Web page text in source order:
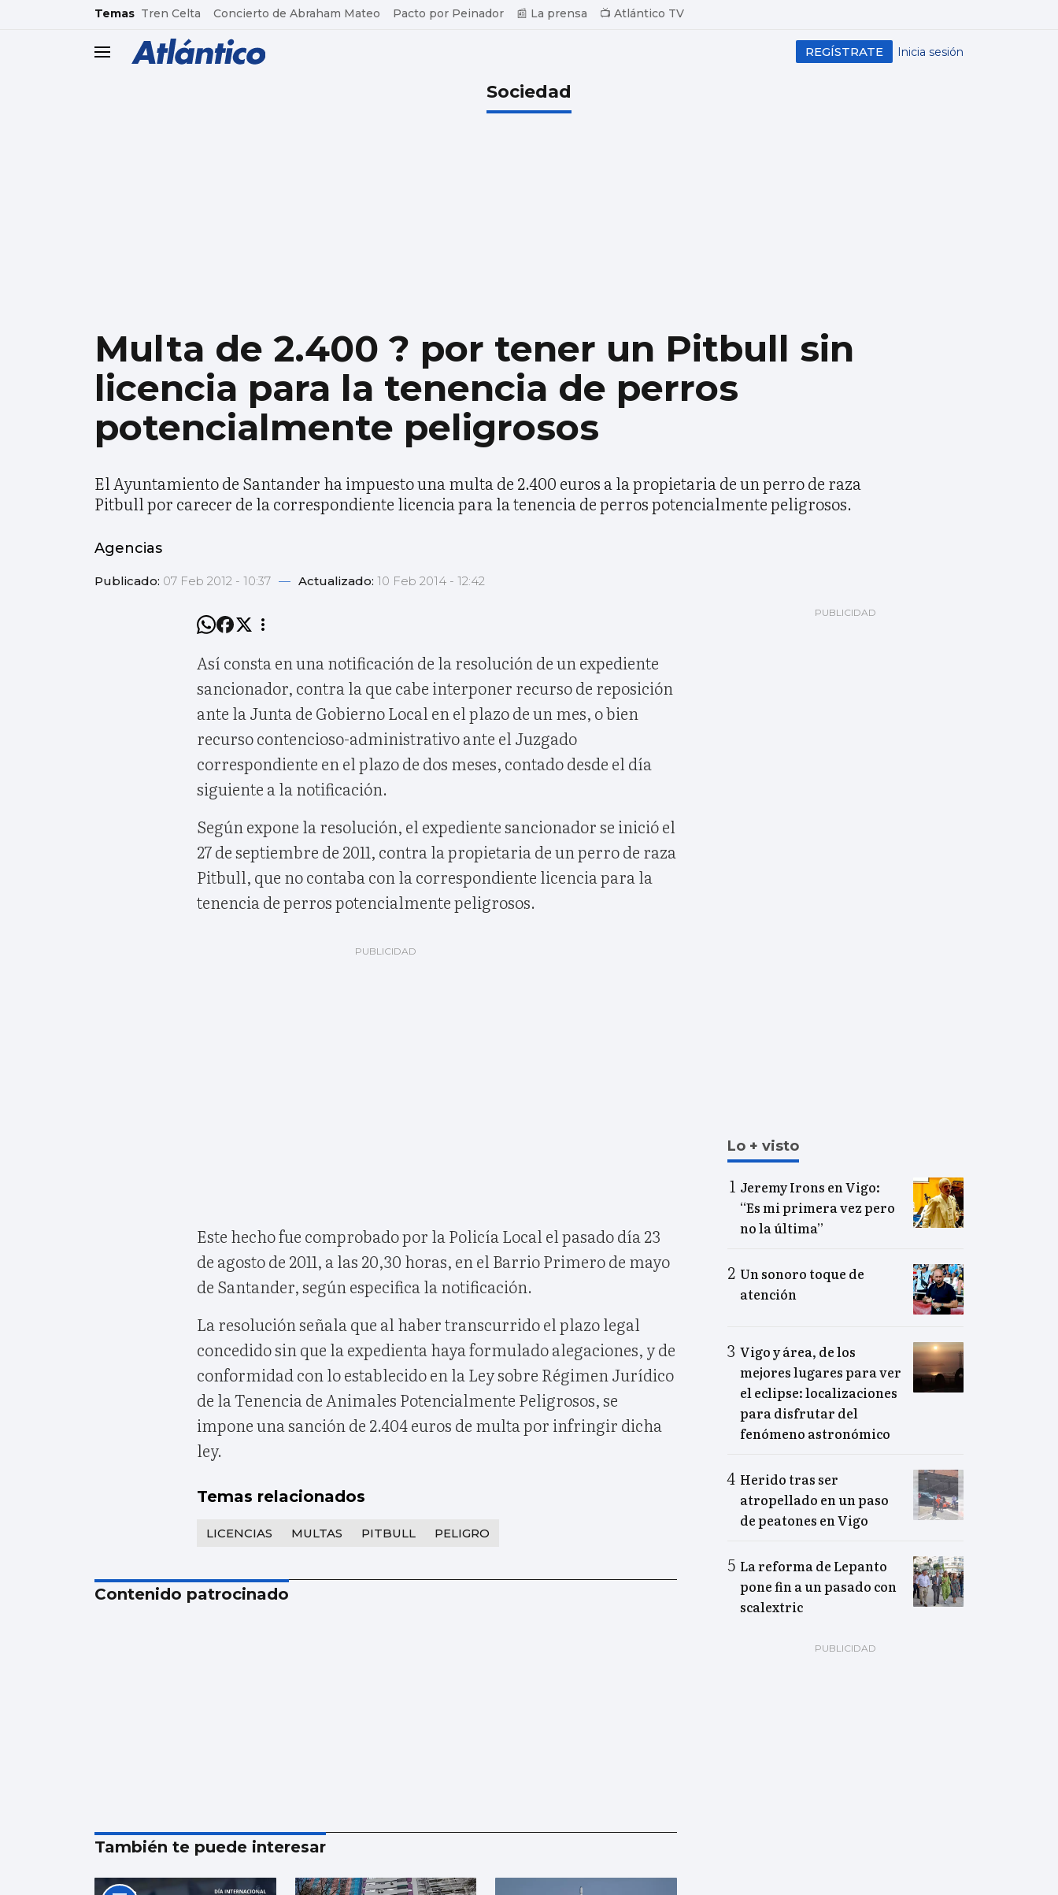
common.go-to-content
Temas Tren Celta Concierto de Abraham Mateo Pacto por Peinador 📰 La prensa 📺 Atlántico TV
header.menu.open Inicia sesión
REGÍSTRATE
Sociedad
Multa de 2.400 ? por tener un Pitbull sin
licencia para la tenencia de perros
potencialmente peligrosos
El Ayuntamiento de Santander ha impuesto una multa de 2.400 euros a la propietaria de un perro de raza
Pitbull por carecer de la correspondiente licencia para la tenencia de perros potencialmente peligrosos.
Agencias
Publicado: 07 Feb 2012 - 10:37 — Actualizado: 10 Feb 2014 - 12:42
Así consta en una notificación de la resolución de un expediente
sancionador, contra la que cabe interponer recurso de reposición
ante la Junta de Gobierno Local en el plazo de un mes, o bien
recurso contencioso-administrativo ante el Juzgado
correspondiente en el plazo de dos meses, contado desde el día
siguiente a la notificación.
Según expone la resolución, el expediente sancionador se inició el
27 de septiembre de 2011, contra la propietaria de un perro de raza
Pitbull, que no contaba con la correspondiente licencia para la
tenencia de perros potencialmente peligrosos.
Este hecho fue comprobado por la Policía Local el pasado día 23
de agosto de 2011, a las 20,30 horas, en el Barrio Primero de mayo
de Santander, según especifica la notificación.
La resolución señala que al haber transcurrido el plazo legal
concedido sin que la expedienta haya formulado alegaciones, y de
conformidad con lo establecido en la Ley sobre Régimen Jurídico
de la Tenencia de Animales Potencialmente Peligrosos, se
impone una sanción de 2.404 euros de multa por infringir dicha
ley.
Temas relacionados
LICENCIAS MULTAS PITBULL PELIGRO
Contenido patrocinado
También te puede interesar
Lo + visto
Jeremy Irons en Vigo:
“Es mi primera vez pero
no la última”
Un sonoro toque de
atención
Vigo y área, de los
mejores lugares para ver
el eclipse: localizaciones
para disfrutar del
fenómeno astronómico
Herido tras ser
atropellado en un paso
de peatones en Vigo
La reforma de Lepanto
pone fin a un pasado con
scalextric